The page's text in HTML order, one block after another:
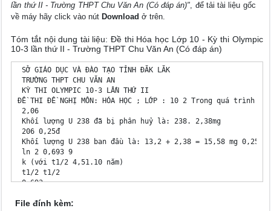
lần thứ II - Trường THPT Chu Văn An (Có đáp án)", để tải tài liệu gốc
về máy hãy click vào nút Download ở trên.
Tóm tắt nội dung tài liệu: Đề thi Hóa học Lớp 10 - Kỳ thi Olympic
10-3 lần thứ II - Trường THPT Chu Văn An (Có đáp án)
SỞ GIÁO DỤC VÀ ĐÀO TẠO TỈNH ĐĂK LĂK
TRƯỜNG THPT CHU VĂN AN
KỲ THI OLYMPIC 10-3 LẦN THỨ II
ĐỀ THI ĐỀ NGHỊ MÔN: HÓA HỌC ; LỚP : 10 2 Trong quá trình :
2,06
Khối lượng U 238 đã bị phân huỷ là: 238. 2,38mg
206 0,25đ
Khối lượng U 238 ban đầu là: 13,2 + 2,38 = 15,58 mg 0,25đ
ln 2 0,693 9
k (với t1/2 4,51.10 năm)
t1/2 t1/2
0,693
4,51.10
File đính kèm: